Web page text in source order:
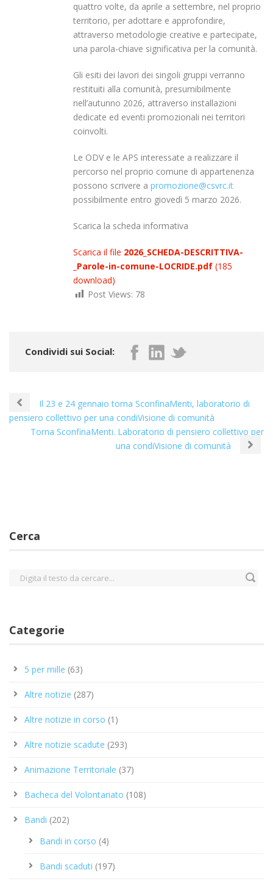
quattro volte, da aprile a settembre, nel proprio
territorio, per adottare e approfondire,
attraverso metodologie creative e partecipate,
una parola-chiave significativa per la comunità.
Gli esiti dei lavori dei singoli gruppi verranno
restituiti alla comunità, presumibilmente
nell’autunno 2026, attraverso installazioni
dedicate ed eventi promozionali nei territori
coinvolti.
Le ODV e le APS interessate a realizzare il
percorso nel proprio comune di appartenenza
possono scrivere a promozione@csvrc.it
possibilmente entro giovedì 5 marzo 2026.
Scarica la scheda informativa
Scarica il file 2026_SCHEDA-DESCRITTIVA-
_Parole-in-comune-LOCRIDE.pdf (185
download)
Post Views: 78
Condividi sui Social:
Il 23 e 24 gennaio torna SconfinaMenti, laboratorio di
pensiero collettivo per una condiVisione di comunità
Torna SconfinaMenti. Laboratorio di pensiero collettivo per
una condiVisione di comunità
Cerca
Categorie
5 per mille (63)
Altre notizie (287)
Altre notizie in corso (1)
Altre notizie scadute (293)
Animazione Territoriale (37)
Bacheca del Volontariato (108)
Bandi (202)
Bandi in corso (4)
Bandi scaduti (197)